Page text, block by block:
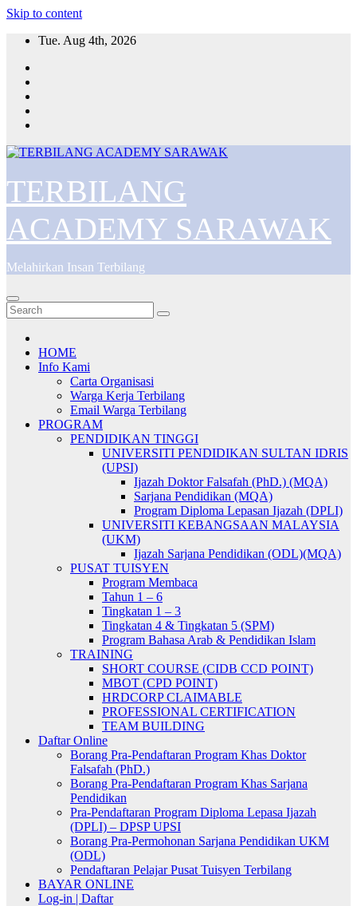
Skip to content
Tue. Aug 4th, 2026
TERBILANG
ACADEMY SARAWAK
Melahirkan Insan Terbilang
HOME
Info Kami
Carta Organisasi
Warga Kerja Terbilang
Email Warga Terbilang
PROGRAM
PENDIDIKAN TINGGI
UNIVERSITI PENDIDIKAN SULTAN IDRIS
(UPSI)
Ijazah Doktor Falsafah (PhD.) (MQA)
Sarjana Pendidikan (MQA)
Program Diploma Lepasan Ijazah (DPLI)
UNIVERSITI KEBANGSAAN MALAYSIA
(UKM)
Ijazah Sarjana Pendidikan (ODL)(MQA)
PUSAT TUISYEN
Program Membaca
Tahun 1 – 6
Tingkatan 1 – 3
Tingkatan 4 & Tingkatan 5 (SPM)
Program Bahasa Arab & Pendidikan Islam
TRAINING
SHORT COURSE (CIDB CCD POINT)
MBOT (CPD POINT)
HRDCORP CLAIMABLE
PROFESSIONAL CERTIFICATION
TEAM BUILDING
Daftar Online
Borang Pra-Pendaftaran Program Khas Doktor
Falsafah (PhD.)
Borang Pra-Pendaftaran Program Khas Sarjana
Pendidikan
Pra-Pendaftaran Program Diploma Lepasa Ijazah
(DPLI) – DPSP UPSI
Borang Pra-Permohonan Sarjana Pendidikan UKM
(ODL)
Pendaftaran Pelajar Pusat Tuisyen Terbilang
BAYAR ONLINE
Log-in | Daftar